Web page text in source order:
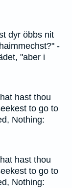
dyr öbbs nit
-
"aber i
hast thou
to go to
Nothing:
hast thou
to go to
Nothing: